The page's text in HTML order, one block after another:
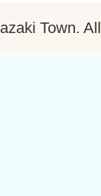
Town.